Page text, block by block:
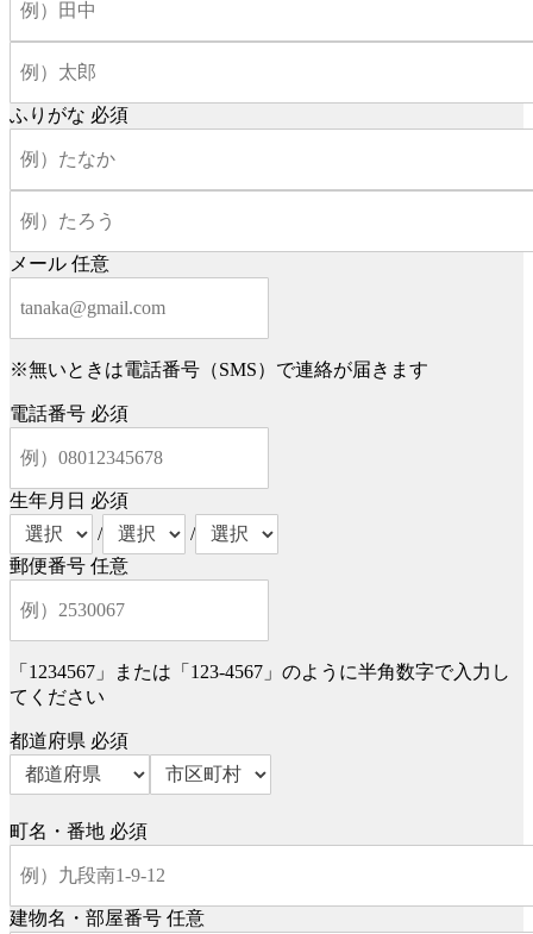
ふりがな 必須
メール 任意
※無いときは電話番号（SMS）で連絡が届きます
電話番号 必須
生年月日 必須
/
/
郵便番号 任意
「1234567」または「123-4567」のように半角数字で入力し
てください
都道府県 必須
町名・番地 必須
建物名・部屋番号 任意